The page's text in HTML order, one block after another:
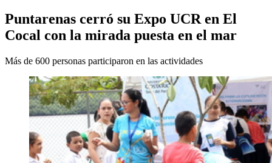
Puntarenas cerró su Expo UCR en El
Cocal con la mirada puesta en el mar
Más de 600 personas participaron en las actividades